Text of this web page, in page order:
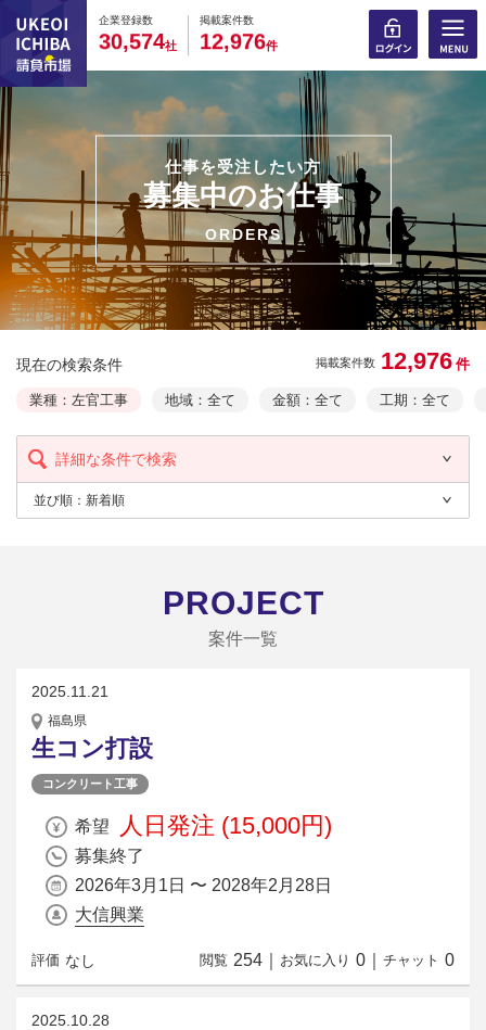
企業登録数
0
3
0
0,
0
5
0
74社
掲載案件数
0
1
0
2,
0
9
0
76件
仕事を受注したい方
募集中のお仕事
ORDERS
現在の検索条件 掲載案件数 12,976 件
業種：左官工事 地域：全て 金額：全て 工期：全て
詳細な条件で検索
並び順： 新着順
PROJECT
案件一覧
2025.11.21
福島県
生コン打設
コンクリート工事
希望 人日発注 (15,000円)
募集終了
2026年3月1日 〜 2028年2月28日
大信興業
評価 なし 閲覧 254 お気に入り 0 チャット 0
2025.10.28